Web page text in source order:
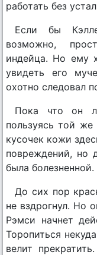
работать без
Если бы
возможно,
индейца. Но ему
увидеть его
охотно следовал
Пока что он
пользуясь той
кусочек кожи
повреждений, но
была болезненной.
До сих пор
не вздрогнул. Но
Рэмси начнет
Торопиться
велит